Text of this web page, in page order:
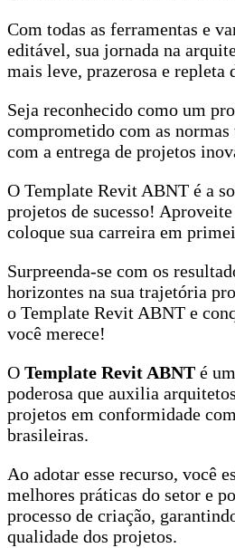
Com todas as ferramentas e
editável, sua jornada na
mais leve, prazerosa e repleta
Seja reconhecido como um
comprometido com as
com a entrega de projetos
O Template Revit ABNT é a
projetos de sucesso!
coloque sua carreira em
Surpreenda-se com os
horizontes na sua trajetória
o Template Revit ABNT e
você merece!
O Template Revit ABNT é
poderosa que auxilia
projetos em conformidade
brasileiras.
Ao adotar esse recurso, você
melhores práticas do setor e
processo de criação,
qualidade dos projetos.